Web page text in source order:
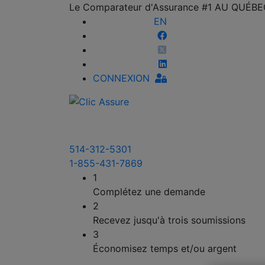
Le Comparateur d'Assurance #1 AU
EN
CONNEXION
514-312-5301
1-855-431-7869
1
Complétez une demande
2
Recevez jusqu'à trois soumissions
3
Économisez temps et/ou argent